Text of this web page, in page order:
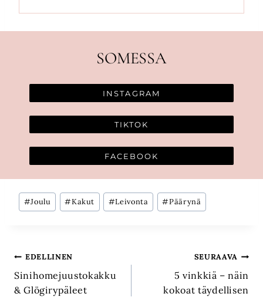
SOMESSA
INSTAGRAM
TIKTOK
FACEBOOK
Avainsanat:
#Joulu #Kakut #Leivonta #Päärynä
Artikkelien
selaus
EDELLINEN
Sinihomejuustokakku
& Glögirypäleet
SEURAAVA
5 vinkkiä – näin
kokoat täydellisen